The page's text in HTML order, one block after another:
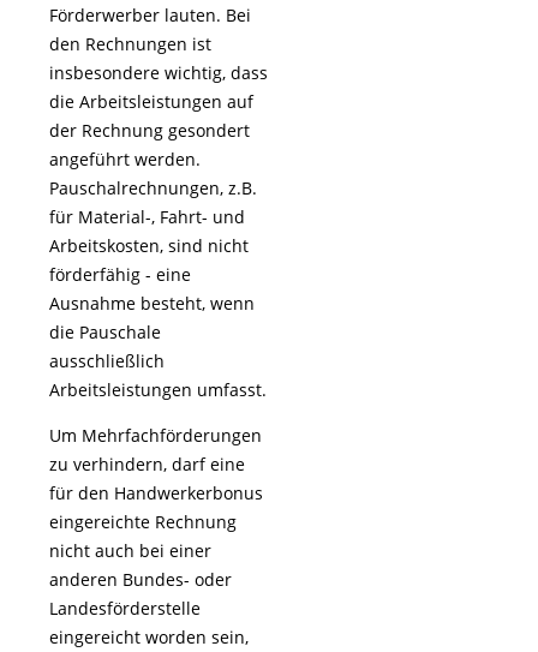
Förderwerber lauten. Bei
den Rechnungen ist
insbesondere wichtig, dass
die Arbeitsleistungen auf
der Rechnung gesondert
angeführt werden.
Pauschalrechnungen, z.B.
für Material-, Fahrt- und
Arbeitskosten, sind nicht
förderfähig - eine
Ausnahme besteht, wenn
die Pauschale
ausschließlich
Arbeitsleistungen umfasst.
Um Mehrfachförderungen
zu verhindern, darf eine
für den Handwerkerbonus
eingereichte Rechnung
nicht auch bei einer
anderen Bundes- oder
Landesförderstelle
eingereicht worden sein,